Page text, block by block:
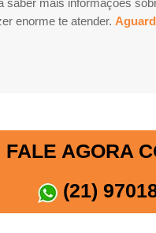
enorme te atender.
FALE AGORA
(21)